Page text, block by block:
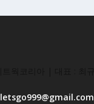
letsgo999@gmail.com